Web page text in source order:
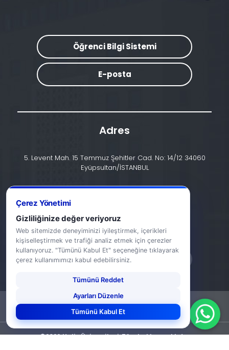
Öğrenci Bilgi Sistemi
E-posta
Adres
5. Levent Mah. 15 Temmuz Şehitler Cad. No: 14/12 34060
Eyüpsultan/İSTANBUL
info@halic.edu.tr
KVKK Bildirimi Gizlilik Bildirimi
©2026 Haliç Üniversitesi. Tüm hakları saklıdır.
Çerez Yönetimi
Gizliliğinize değer veriyoruz
Web sitemizde deneyiminizi iyileştirmek, içerikleri
kişiselleştirmek ve trafiği analiz etmek için çerezler
kullanıyoruz. "Tümünü Kabul Et" seçeneğine tıklayarak
çerez kullanımımızı kabul edebilirsiniz.
Tümünü Reddet
Ayarları Düzenle
Tümünü Kabul Et